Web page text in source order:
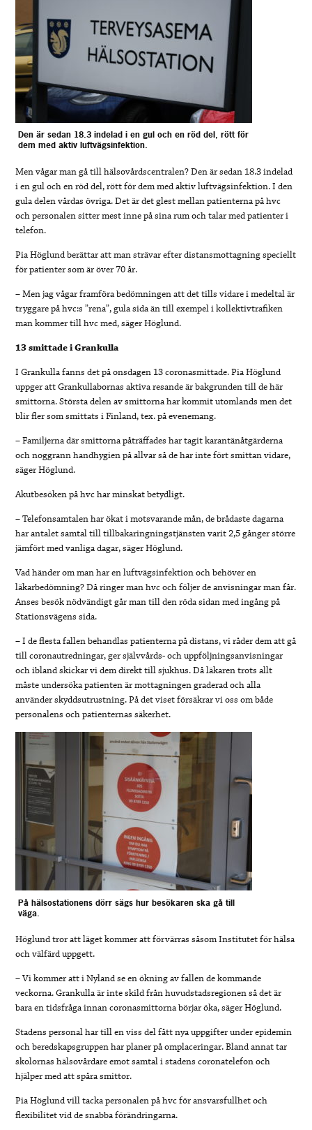
Den är sedan 18.3 indelad i en gul och en röd del, rött för
dem med aktiv luftvägsinfektion.
Men vågar man gå till hälsovårdscentralen? Den är sedan 18.3 indelad
i en gul och en röd del, rött för dem med aktiv luftvägsinfektion. I den
gula delen vårdas övriga. Det är det glest mellan patienterna på hvc
och personalen sitter mest inne på sina rum och talar med patienter i
telefon.
Pia Höglund berättar att man strävar efter distansmottagning speciellt
för patienter som är över 70 år.
– Men jag vågar framföra bedömningen att det tills vidare i medeltal är
tryggare på hvc:s ”rena”, gula sida än till exempel i kollektivtrafiken
man kommer till hvc med, säger Höglund.
13 smittade i Grankulla
I Grankulla fanns det på onsdagen 13 coronasmittade. Pia Höglund
uppger att Grankullabornas aktiva resande är bakgrunden till de här
smittorna. Största delen av smittorna har kommit utomlands men det
blir fler som smittats i Finland, tex. på evenemang.
– Familjerna där smittorna påträffades har tagit karantänåtgärderna
och noggrann handhygien på allvar så de har inte fört smittan vidare,
säger Höglund.
Akutbesöken på hvc har minskat betydligt.
– Telefonsamtalen har ökat i motsvarande mån, de brådaste dagarna
har antalet samtal till tillbakaringningstjänsten varit 2,5 gånger större
jämfört med vanliga dagar, säger Höglund.
Vad händer om man har en luftvägsinfektion och behöver en
läkarbedömning? Då ringer man hvc och följer de anvisningar man får.
Anses besök nödvändigt går man till den röda sidan med ingång på
Stationsvägens sida.
– I de flesta fallen behandlas patienterna på distans, vi råder dem att gå
till coronautredningar, ger självvårds- och uppföljningsanvisningar
och ibland skickar vi dem direkt till sjukhus. Då läkaren trots allt
måste undersöka patienten är mottagningen graderad och alla
använder skyddsutrustning. På det viset försäkrar vi oss om både
personalens och patienternas säkerhet.
På hälsostationens dörr sägs hur besökaren ska gå till
väga.
Höglund tror att läget kommer att förvärras såsom Institutet för hälsa
och välfärd uppgett.
– Vi kommer att i Nyland se en ökning av fallen de kommande
veckorna. Grankulla är inte skild från huvudstadsregionen så det är
bara en tidsfråga innan coronasmittorna börjar öka, säger Höglund.
Stadens personal har till en viss del fått nya uppgifter under epidemin
och beredskapsgruppen har planer på omplaceringar. Bland annat tar
skolornas hälsovårdare emot samtal i stadens coronatelefon och
hjälper med att spåra smittor.
Pia Höglund vill tacka personalen på hvc för ansvarsfullhet och
flexibilitet vid de snabba förändringarna.